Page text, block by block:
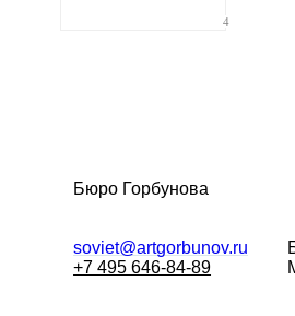
4
Бюро Горбунова
soviet@artgorbunov.ru
+7 495 646-84-89